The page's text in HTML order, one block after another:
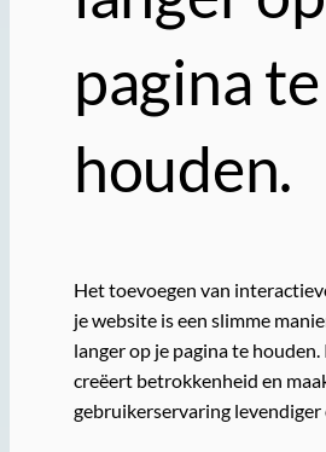
pagina te
houden.
Het toevoegen van
je website is een slimme
langer op je pagina te
creëert betrokkenheid en
gebruikerservaring levendiger